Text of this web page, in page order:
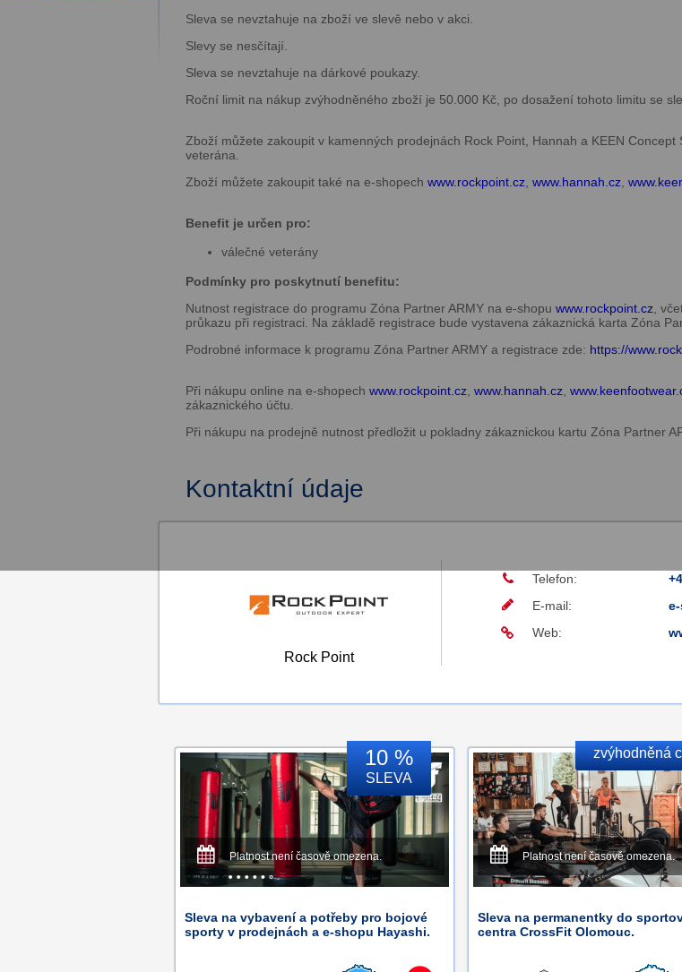
Sleva se nevztahuje na zboží ve slevě nebo v akci.
Slevy se nesčítají.
Sleva se nevztahuje na dárkové poukazy.
Roční limit na nákup zvýhodněného zboží je 50.000 Kč, po dosažení tohoto limitu se
Zboží můžete zakoupit v kamenných prodejnách Rock Point, Hannah a KEEN
veterána.
Zboží můžete zakoupit také na e-shopech www.rockpoint.cz www.hannah.cz
Benefit je určen pro:
válečné veterány
Podmínky pro poskytnutí benefitu:
Nutnost registrace do programu Zóna Partner ARMY na e-shopu www.rockpoint.cz ,
průkazu při registraci. Na základě registrace bude vystavena zákaznická karta Zóna
Podrobné informace k programu Zóna Partner ARMY a registrace zde: https://
Při nákupu online na e-shopech www.rockpoint.cz www.hannah.cz
zákaznického účtu.
Při nákupu na prodejně nutnost předložit u pokladny zákaznickou kartu Zóna Partner
Kontaktní údaje
Rock Point
Telefon:
E-mail:
Web:
10 %
SLEVA
Platnost není časově omezena.
Sleva na vybavení a potřeby pro bojové
sporty v prodejnách a e-shopu Hayashi.
zvýhodněná
Platnost není časově omezena.
Sleva na permanentky do
centra CrossFit Olomouc.